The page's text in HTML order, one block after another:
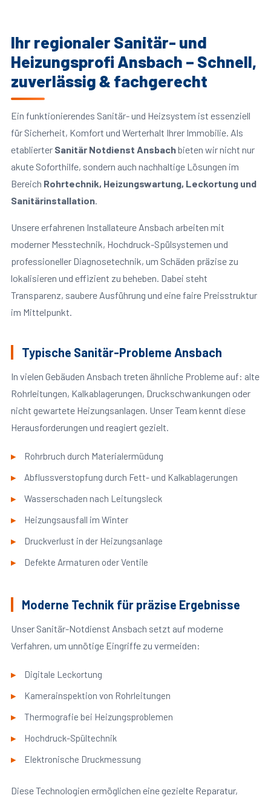
Ihr regionaler Sanitär- und
Heizungsprofi Ansbach – Schnell,
zuverlässig & fachgerecht
Ein funktionierendes Sanitär- und Heizsystem ist essenziell
für Sicherheit, Komfort und Werterhalt Ihrer Immobilie. Als
etablierter Sanitär Notdienst Ansbachbieten wir nicht nur
akute Soforthilfe, sondern auch nachhaltige Lösungen im
Bereich Rohrtechnik, Heizungswartung, Leckortung und
Sanitärinstallation.
Unsere erfahrenen Installateure Ansbach arbeiten mit
moderner Messtechnik, Hochdruck-Spülsystemen und
professioneller Diagnosetechnik, um Schäden präzise zu
lokalisieren und effizient zu beheben. Dabei steht
Transparenz, saubere Ausführung und eine faire Preisstruktur
im Mittelpunkt.
Typische Sanitär-Probleme Ansbach
In vielen Gebäuden Ansbach treten ähnliche Probleme auf: alte
Rohrleitungen, Kalkablagerungen, Druckschwankungen oder
nicht gewartete Heizungsanlagen. Unser Team kennt diese
Herausforderungen und reagiert gezielt.
Rohrbruch durch Materialermüdung
Abflussverstopfung durch Fett- und Kalkablagerungen
Wasserschaden nach Leitungsleck
Heizungsausfall im Winter
Druckverlust in der Heizungsanlage
Defekte Armaturen oder Ventile
Moderne Technik für präzise Ergebnisse
Unser Sanitär-Notdienst Ansbach setzt auf moderne
Verfahren, um unnötige Eingriffe zu vermeiden:
Digitale Leckortung
Kamerainspektion von Rohrleitungen
Thermografie bei Heizungsproblemen
Hochdruck-Spültechnik
Elektronische Druckmessung
Diese Technologien ermöglichen eine gezielte Reparatur,